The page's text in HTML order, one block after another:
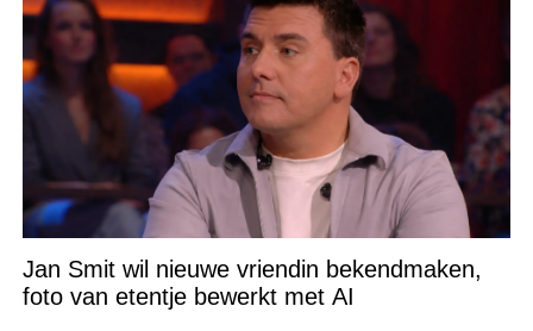
Jan Smit wil nieuwe vriendin bekendmaken,
foto van etentje bewerkt met AI